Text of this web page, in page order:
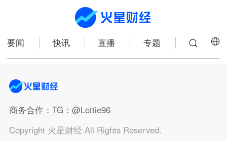
要闻 快讯 直播 专题
商务合作：TG：@Lottie96
Copyright 火星财经 All Rights Reserved.